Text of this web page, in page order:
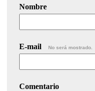
Nombre
E-mail No será mostrado.
Comentario